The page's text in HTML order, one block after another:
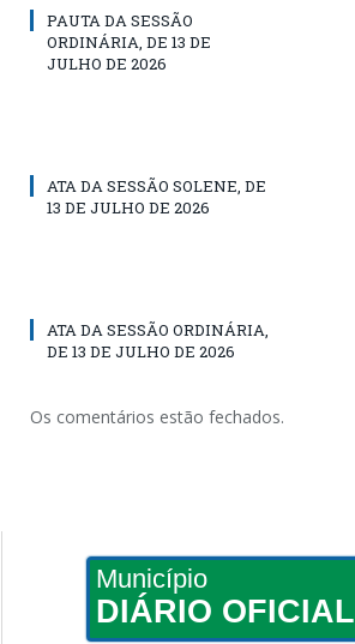
PAUTA DA SESSÃO
ORDINÁRIA, DE 13 DE
JULHO DE 2026
ATA DA SESSÃO SOLENE, DE
13 DE JULHO DE 2026
ATA DA SESSÃO ORDINÁRIA,
DE 13 DE JULHO DE 2026
Os comentários estão fechados.
Município
DIÁRIO OFICIAL